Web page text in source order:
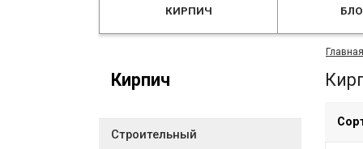
КИРПИЧ
Главная
Кирпич
Строительный